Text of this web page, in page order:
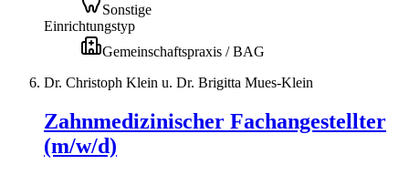
Sonstige
Einrichtungstyp
Gemeinschaftspraxis / BAG
Dr. Christoph Klein u. Dr. Brigitta Mues-Klein
Zahnmedizinischer Fachangestellter
(m/w/d)